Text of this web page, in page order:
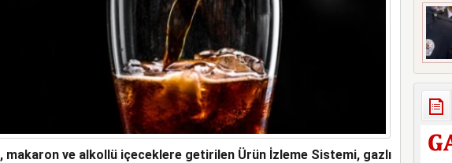
makaron ve alkollü içeceklere getirilen Ürün İzleme Sistemi, gazlı